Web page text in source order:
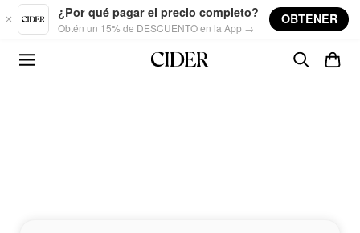
Skip to main content
¿Por qué pagar el precio completo?
Obtén un 15% de DESCUENTO en la App →
OBTENER